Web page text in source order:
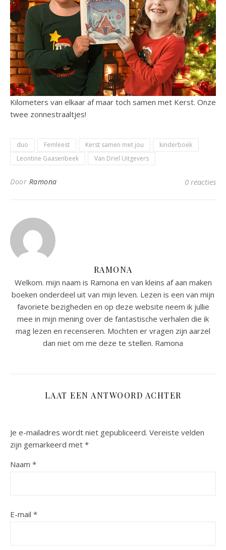
Kilometers van elkaar af maar toch samen met Kerst. Onze
twee zonnestraaltjes!
duo Femleest Kerst samen met jou
kinderboek
Leontine Gaasenbeek
Van Driel Uitgevers
Door Ramona 0 reacties
RAMONA
Welkom. mijn naam is Ramona en van kleins af aan maken
boeken onderdeel uit van mijn leven. Lezen is een van mijn
favoriete bezigheden en op deze website neem ik jullie
mee in mijn mening over de fantastische verhalen die ik
mag lezen en recenseren. Mochten er vragen zijn aarzel
dan niet om me deze te stellen. Ramona
LAAT EEN ANTWOORD ACHTER
Je e-mailadres wordt niet gepubliceerd. Vereiste velden
zijn gemarkeerd met *
Naam *
E-mail *